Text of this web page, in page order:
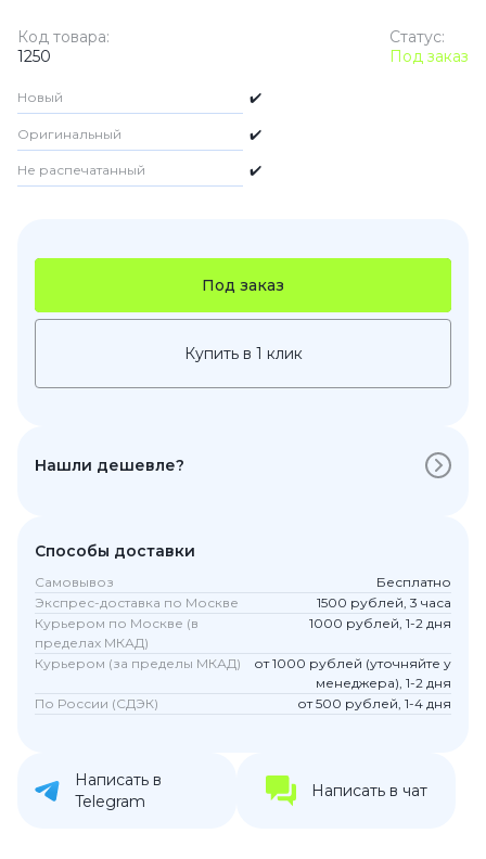
Статус:
Под заказ
Код товара:
1250
Новый ✔️
Оригинальный ✔️
Не распечатанный ✔️
Под заказ
Купить в 1 клик
Нашли дешевле?
Способы доставки
Самовывоз
Бесплатно
Экспрес-доставка по Москве
1500 рублей, 3 часа
Курьером по Москве (в
пределах МКАД)
1000 рублей, 1-2 дня
Курьером (за пределы МКАД)
от 1000 рублей (уточняйте у
менеджера), 1-2 дня
По России (СДЭК)
от 500 рублей, 1-4 дня
Написать в
Telegram
Написать в чат